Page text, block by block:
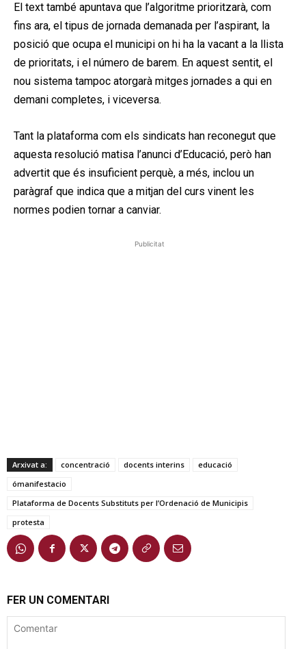
El text també apuntava que l’algoritme prioritzarà, com
fins ara, el tipus de jornada demanada per l’aspirant, la
posició que ocupa el municipi on hi ha la vacant a la llista
de prioritats, i el número de barem. En aquest sentit, el
nou sistema tampoc atorgarà mitges jornades a qui en
demani completes, i viceversa.
Tant la plataforma com els sindicats han reconegut que
aquesta resolució matisa l’anunci d’Educació, però han
advertit que és insuficient perquè, a més, inclou un
paràgraf que indica que a mitjan del curs vinent les
normes podien tornar a canviar.
Publicitat
Arxivat a: concentració docents interins
educació
ómanifestacio
Plataforma de Docents Substituts per l’Ordenació de Municipis
protesta
FER UN COMENTARI